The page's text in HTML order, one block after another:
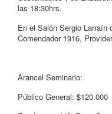
las 18:30hrs.
En el Salón Sergio Larraín
Comendador 1916,
Arancel Seminario:
Público General: $120.000